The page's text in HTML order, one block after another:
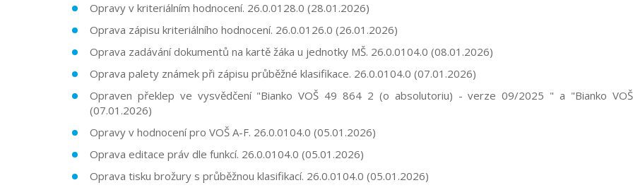
Opravy v kriteriálním hodnocení. 26.0.0128.0 (28.01.2026)
Oprava zápisu kriteriálního hodnocení. 26.0.0126.0 (26.01.2026)
Oprava zadávání dokumentů na kartě žáka u jednotky MŠ. 26.0.0104.0 (08.01.2026)
Oprava palety známek při zápisu průběžné klasifikace. 26.0.0104.0 (07.01.2026)
Opraven překlep ve vysvědčení "Bianko VOŠ 49 864 2 (o absolutoriu) - verze 09/2025 " a "Bianko
(07.01.2026)
Opravy v hodnocení pro VOŠ A-F. 26.0.0104.0 (05.01.2026)
Oprava editace práv dle funkcí. 26.0.0104.0 (05.01.2026)
Oprava tisku brožury s průběžnou klasifikací. 26.0.0104.0 (05.01.2026)